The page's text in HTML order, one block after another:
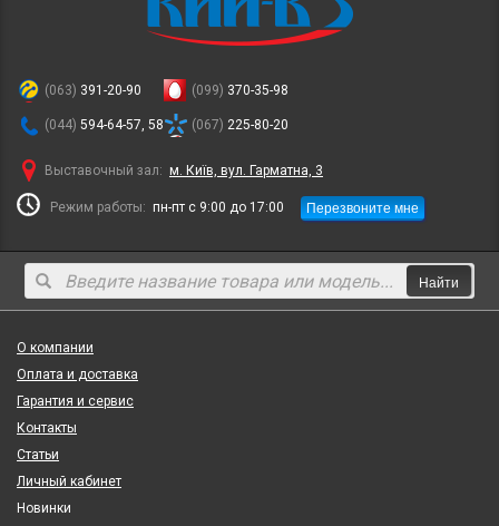
(063) 391-20-90
(044) 594-64-57, 58
(099) 370-35-98
(067) 225-80-20
Выставочный зал: м. Київ, вул. Гарматна, 3
Режим работы: пн-пт с 9:00 до 17:00 Перезвоните мне
Найти
О компании
Оплата и доставка
Гарантия и сервис
Контакты
Статьи
Личный кабинет
Новинки